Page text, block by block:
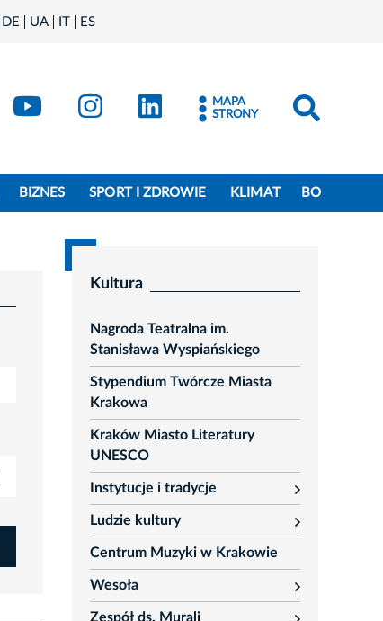
DE UA IT ES
- X
Kraków - YouTube
Kraków - Instagram
Kraków - LinkedIn
MAPA
STRONY
BIZNES SPORT I ZDROWIE KLIMAT BO
Kultura
Nagroda Teatralna im.
Stanisława Wyspiańskiego
Stypendium Twórcze Miasta
Krakowa
Kraków Miasto Literatury
UNESCO
Instytucje i tradycje
rozwiń
Ludzie kultury
rozwiń
Centrum Muzyki w Krakowie
Wesoła
rozwiń
Zespół ds. Murali